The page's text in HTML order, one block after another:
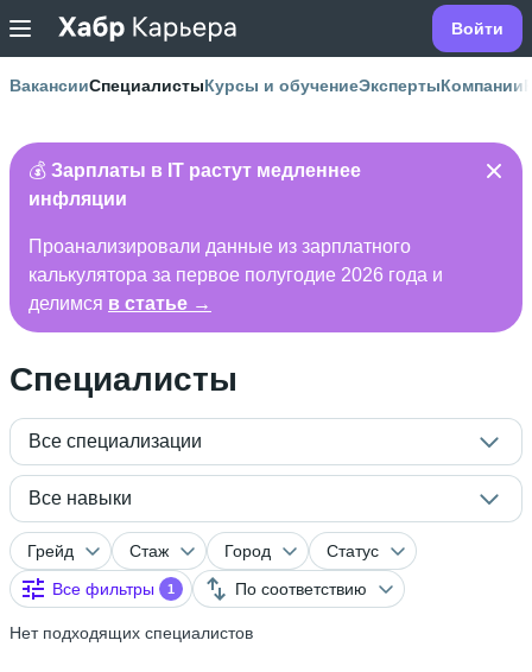
Войти
ВакансииСпециалистыКурсы и обучениеЭкспертыКомпании
💰 Зарплаты в IT растут медленнее
инфляции
Проанализировали данные из зарплатного
калькулятора за первое полугодие 2026 года и
делимся в статье →
Специалисты
Все специализации
Все навыки
Грейд Стаж Город
Статус
Все фильтры
1 По соответствию
Нет подходящих специалистов